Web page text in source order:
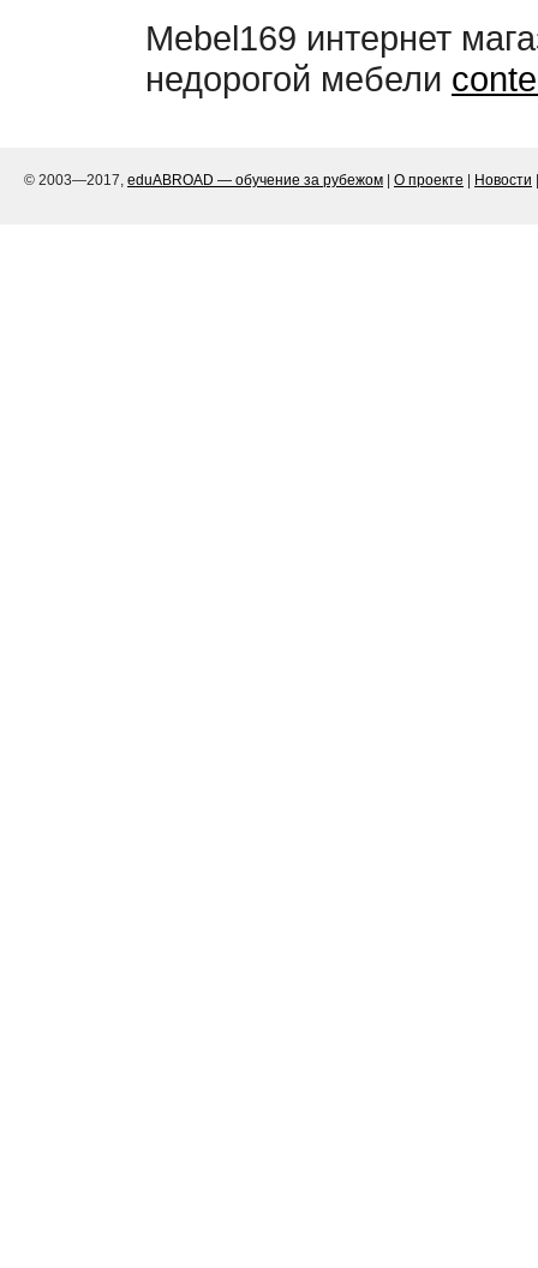
Mebel169 интернет
недорогой мебели
© 2003—2017, eduABROAD — обучение за рубежом О проекте Новости